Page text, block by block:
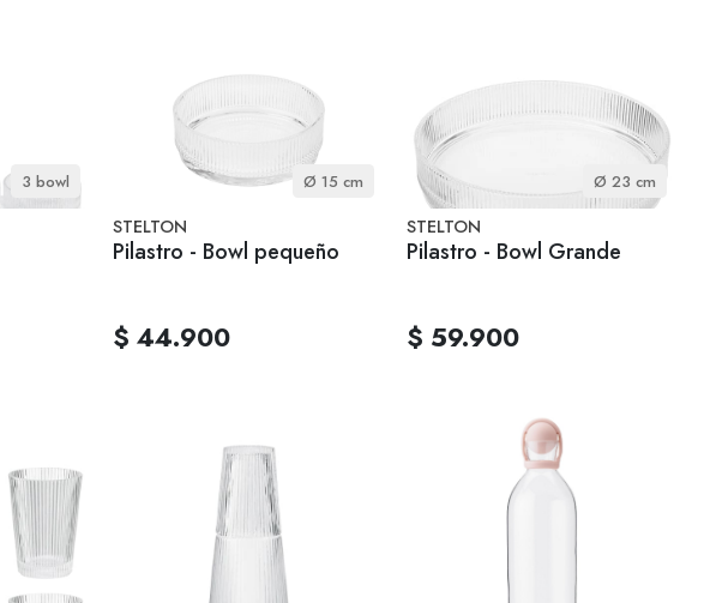
3 bowl Ø 15 cm
STELTON
Pilastro - Bowl pequeño
$ 44.900
Ø 23 cm
STELTON
Pilastro - Bowl Grande
$ 59.900